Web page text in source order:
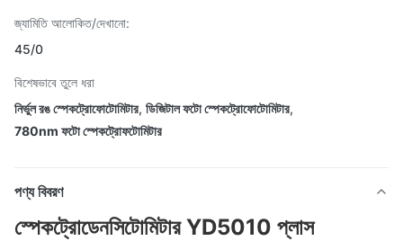
জ্যামিতি আলোকিত/দেখানো:
45/0
বিশেষভাবে তুলে ধরা
নির্ভুল রঙ স্পেকট্রোফোটোমিটার, ডিজিটাল ফটো স্পেকট্রোফোটোমিটার,
780nm ফটো স্পেকট্রোফটোমিটার
পণ্য বিবরণ
স্পেকট্রোডেনসিটোমিটার YD5010 প্লাস